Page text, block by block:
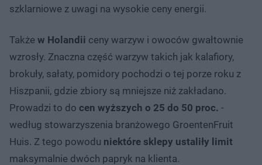
szklarniowe z uwagi na wysokie ceny energii.
Także w Holandii ceny warzyw i owoców gwałtownie
wzrosły. Znaczna część warzyw takich jak kalafiory,
brokuły, sałaty, pomidory pochodzi o tej porze roku z
Hiszpanii, gdzie zbiory są mniejsze niż zakładano.
Prowadzi to do cen wyższych o 25 do 50 proc. -
według stowarzyszenia branżowego GroentenFruit
Huis. Z tego powodu niektóre sklepy ustaliły limit
maksymalnie dwóch papryk na klienta.